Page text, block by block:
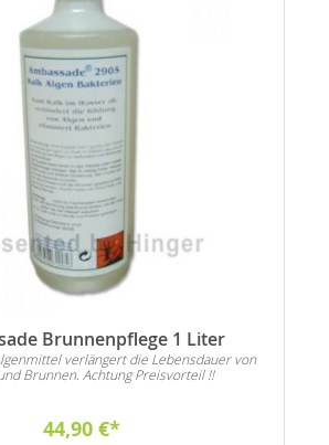
Brunnenpflege 1 Liter
verlängert die Lebensdauer von
Brunnen. Achtung Preisvorteil !!
44,90 €